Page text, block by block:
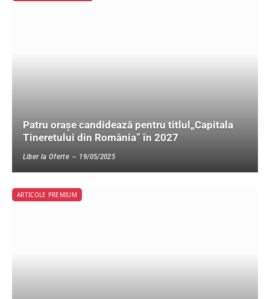
Patru orașe candidează pentru titlul„Capitala
Tineretului din România” în 2027
Liber la Oferte 19/05/2025
ARTICOLE PREMIUM